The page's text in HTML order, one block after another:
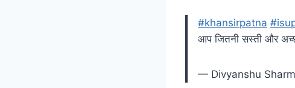
#khansirpatna
आप जितनी सस्ती और
— Divyanshu